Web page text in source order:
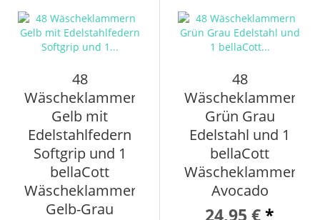
48
Wäscheklammern
Gelb mit
Edelstahlfedern
Softgrip und 1
bellaCott
Wäscheklammerbeutel
Gelb-Grau
48
Wäscheklammern
Grün Grau
Edelstahl und 1
bellaCott
Avocado
24,95 €*